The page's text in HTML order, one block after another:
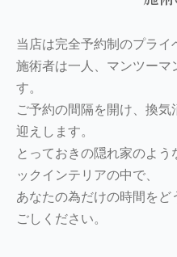
当店は完全予約制のプライ
施術者は一人、マンツーマ
す。
ご予約の間隔を開け、換
迎えします。
とっておきの隠れ家のよ
ックインテリアの中で、
あなたの為だけの時間を
ごしください。